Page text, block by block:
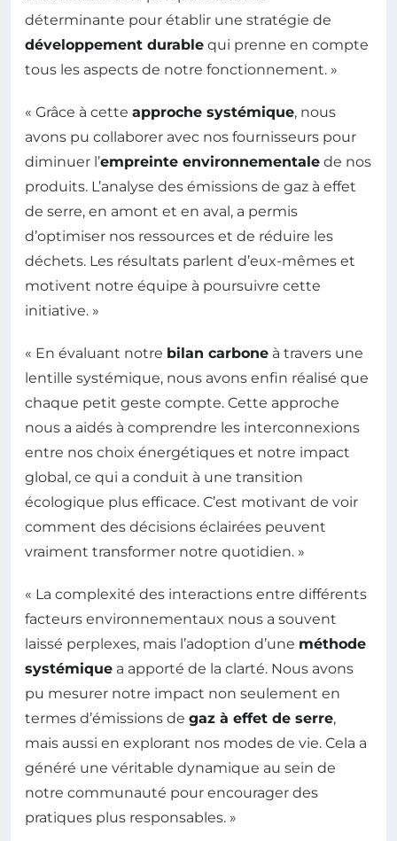
déterminante pour établir une stratégie de
développement durable qui prenne en compte
tous les aspects de notre fonctionnement. »
« Grâce à cette approche systémique, nous
avons pu collaborer avec nos fournisseurs pour
diminuer l’empreinte environnementale de nos
produits. L’analyse des émissions de gaz à effet
de serre, en amont et en aval, a permis
d’optimiser nos ressources et de réduire les
déchets. Les résultats parlent d’eux-mêmes et
motivent notre équipe à poursuivre cette
initiative. »
« En évaluant notre bilan carbone à travers une
lentille systémique, nous avons enfin réalisé que
chaque petit geste compte. Cette approche
nous a aidés à comprendre les interconnexions
entre nos choix énergétiques et notre impact
global, ce qui a conduit à une transition
écologique plus efficace. C’est motivant de voir
comment des décisions éclairées peuvent
vraiment transformer notre quotidien. »
« La complexité des interactions entre différents
facteurs environnementaux nous a souvent
laissé perplexes, mais l’adoption d’une méthode
systémique a apporté de la clarté. Nous avons
pu mesurer notre impact non seulement en
termes d’émissions de gaz à effet de serre,
mais aussi en explorant nos modes de vie. Cela a
généré une véritable dynamique au sein de
notre communauté pour encourager des
pratiques plus responsables. »